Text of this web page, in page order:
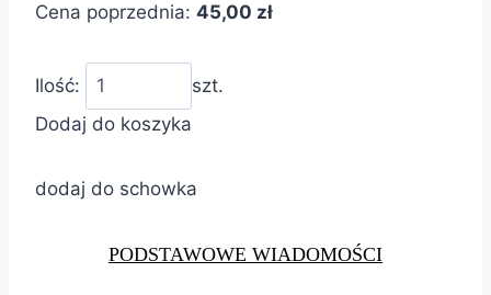
Cena poprzednia: 45,00 zł
Ilość:
szt.
Dodaj do koszyka
dodaj do schowka
PODSTAWOWE WIADOMOŚCI